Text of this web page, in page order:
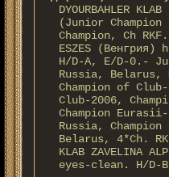
DYOURBAHLER
(Junior
Champion, Ch
ESZES
H/D-A, E/D-0.-
Russia, Belarus,
Champion of
Club-2006,
Champion Eurasii-
Russia,
Belarus, 4*Ch.
KLAB ZAVELINA
eyes-clean. H/D-